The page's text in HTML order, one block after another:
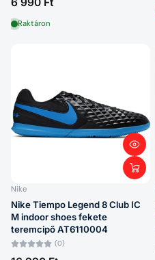
Raktáron
Nike
Nike Tiempo Legend 8 Club IC
M indoor shoes fekete
teremcipő AT6110004
(0)